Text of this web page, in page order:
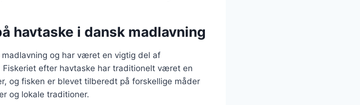
havtaske i dansk madlavning
og har været en vigtig del af
efter havtaske har traditionelt været en
og fisken er blevet tilberedt på forskellige måder
og lokale traditioner.